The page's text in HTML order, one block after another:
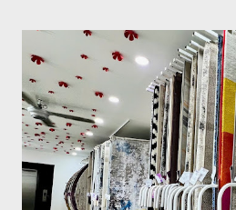
sàn phòng khách hiện đại TPHCM
đẹp TPHCM thảm trải sàn phòng
decor phòng ngủ TPHCM Thảm
Thổ Nhĩ Kỳ , với chất lượng châu
được gia công để làm theo kích
hàng. Hình ảnh trên là nhân viên
3m tại TPHCM . Tất nhiên bạn có